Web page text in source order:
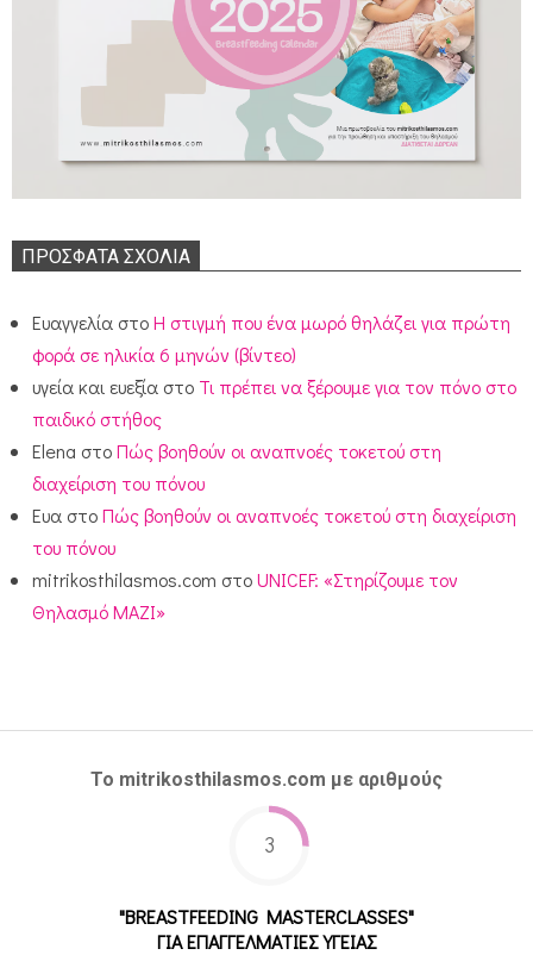
ΠΡΌΣΦΑΤΑ ΣΧΌΛΙΑ
Ευαγγελία στοΗ στιγμή που ένα μωρό θηλάζει για πρώτη
φορά σε ηλικία 6 μηνών (βίντεο)
υγεία και ευεξία στο Τι πρέπει να ξέρουμε για τον πόνο στο
παιδικό στήθος
Elena στοΠώς βοηθούν οι αναπνοές τοκετού στη
διαχείριση του πόνου
Ευα στοΠώς βοηθούν οι αναπνοές τοκετού στη διαχείριση
του πόνου
mitrikosthilasmos.com στοUNICEF: «Στηρίζουμε τον
Θηλασμό ΜΑΖΙ»
Το mitrikosthilasmos.com με αριθμούς
3
"BREASTFEEDING MASTERCLASSES"
ΓΙΑ ΕΠΑΓΓΕΛΜΑΤΙΕΣ ΥΓΕΙΑΣ